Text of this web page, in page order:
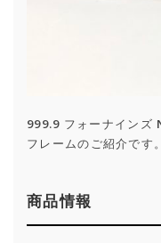
999.9 フォーナインズ
フレームのご紹介です。
商品情報